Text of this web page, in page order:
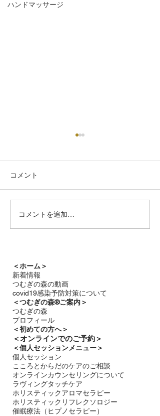
ハンドマッサージ
雨音と静かな星の輝き
つむぎの森通信7月号
コメント
コメントを追加…
＜ホーム＞
新着情報
つむぎの森の動画
covid19感染予防対策について
＜つむぎの森®ご案内＞
つむぎの森
プロフィール
＜初めての方へ＞
＜​オンラインでのご予約＞
＜個人セッションメニュー＞
個人セッション
こころとからだのケアのご相談
オンラインカウンセリングについて
ラヴィングタッチケア
ホリスティックアロマセラピー
ホリスティックリフレクソロジー​
催眠療法（ヒプノセラピー）